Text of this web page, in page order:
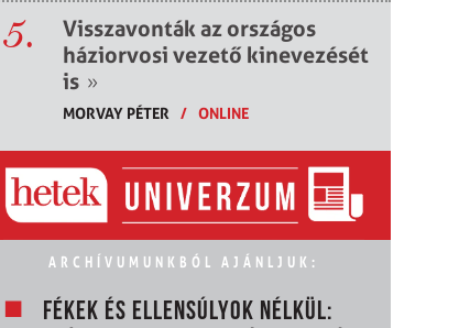
5.
Visszavonták az országos
háziorvosi vezető kinevezését
is »
MORVAY PÉTER / ONLINE
ARCHÍVUMUNKBÓL AJÁNLJUK:
FÉKEK ÉS ELLENSÚLYOK NÉLKÜL: